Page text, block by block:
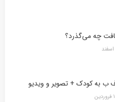
چه می‌گذرد؟
ب به کودک + تصویر و ویدیو